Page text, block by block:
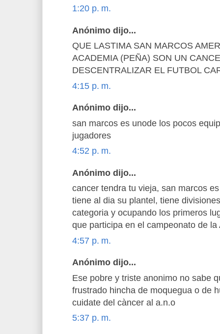
1:20 p. m.
Anónimo dijo...
QUE LASTIMA SAN MARCOS
ACADEMIA (PEÑA) SON UN
DESCENTRALIZAR EL FUTBOL
4:15 p. m.
Anónimo dijo...
san marcos es unode los pocos
jugadores
4:52 p. m.
Anónimo dijo...
cancer tendra tu vieja, san marcos
tiene al dia su plantel, tiene
categoria y ocupando los primeros
que participa en el campeonato de la
4:57 p. m.
Anónimo dijo...
Ese pobre y triste anonimo no sabe
frustrado hincha de moquegua o de
cuidate del càncer al a.n.o
5:37 p. m.